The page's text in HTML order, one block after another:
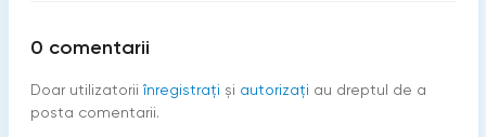
0 comentarii
Doar utilizatorii înregistraţi şi autorizați au dreptul de a
posta comentarii.